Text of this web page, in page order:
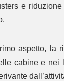
e
aspetto, la
cabine e nei